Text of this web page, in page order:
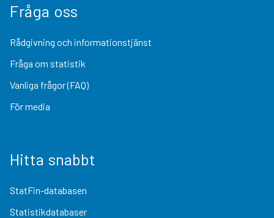
Fråga oss
Rådgivning och informationstjänst
Fråga om statistik
Vanliga frågor (FAQ)
För media
Hitta snabbt
StatFin-databasen
Statistikdatabaser